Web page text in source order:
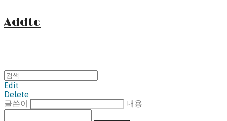
Addto
Edit
Delete
글쓴이
내용